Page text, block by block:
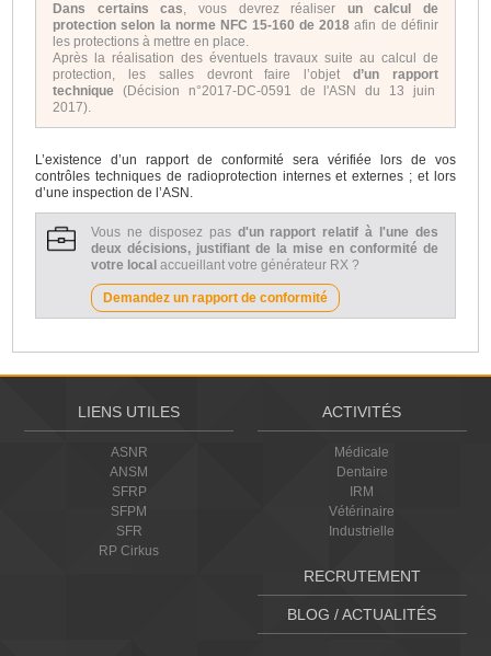
Dans certains cas, vous devrez réaliser un calcul de
protection selon la norme NFC 15-160 de 2018 afin de définir
les protections à mettre en place.
Après la réalisation des éventuels travaux suite au calcul de
protection, les salles devront faire l’objet d’un rapport
technique (Décision n°2017-DC-0591 de l'ASN du 13 juin
2017).
L’existence d’un rapport de conformité sera vérifiée lors de vos
contrôles techniques de radioprotection internes et externes ; et lors
d’une inspection de l’ASN.
Vous ne disposez pasd'un rapport relatif à l'une des
deux décisions, justifiant de la mise en conformité de
votre local accueillant votre générateur RX ?
Demandez un rapport de conformité
LIENS UTILES
ASNR
ANSM
SFRP
SFPM
SFR
RP Cirkus
ACTIVITÉS
Médicale
Dentaire
IRM
Vétérinaire
Industrielle
RECRUTEMENT
BLOG / ACTUALITÉS